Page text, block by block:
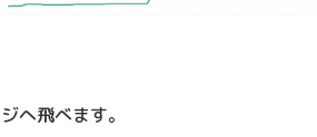
へ飛べます。